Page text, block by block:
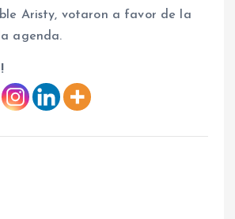
Aristy, votaron a favor de la
agenda.